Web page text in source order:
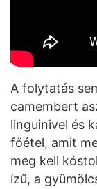
A folytatás
camembert
linguinivel és
főétel, amit
meg kell
ízű, a